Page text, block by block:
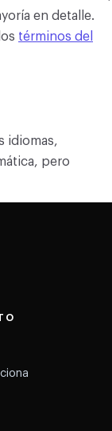
en detalle.
términos del
idiomas,
pero